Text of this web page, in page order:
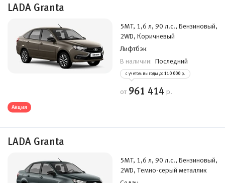
LADA Granta
5MT, 1,6 л, 90 л.с., Бензиновый,
2WD, Коричневый
Лифтбэк
В наличии: Последний
с учетом выгоды до 110 000 р.
от 961 414 р.
Акция
LADA Granta
5MT, 1,6 л, 90 л.с., Бензиновый,
2WD, Темно-серый металлик